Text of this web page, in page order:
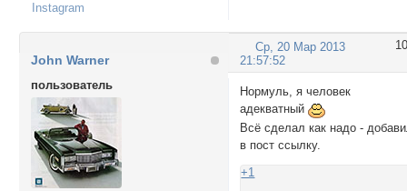
Instagram
10
Ср, 20 Мар 2013
21:57:52
John Warner
пользователь
Нормуль, я человек
адекватный
Всё сделал как надо -
в пост ссылку.
+1